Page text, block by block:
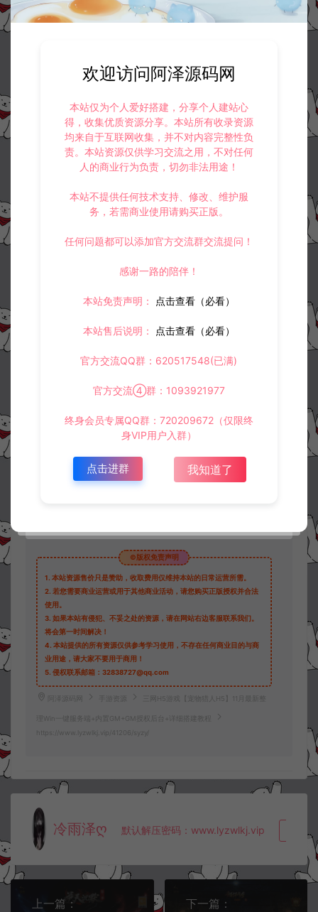
30
收藏 (2)
©版权免责声明
1. 本站资源售价只是赞助，收取费用仅维持本站的日常运营所需。
2. 若您需要商业运营或用于其他商业活动，请您购买正版授权并合法
使用。
3. 如果本站有侵犯、不妥之处的资源，请在网站右边客服联系我们。
将会第一时间解决！
4. 本站提供的所有资源仅供参考学习使用，不存在任何商业目的与商
业用途，请大家不要用于商用！
5. 侵权联系邮箱：32838727@qq.com
阿泽源码网 手游资源 三网H5游戏【宠物猎人H5】11月最新整
理Win一键服务端+内置GM+GM授权后台+详细搭建教程
https://www.lyzwlkj.vip/41206/syzy/
冷雨泽ღ 默认解压密码：www.lyzwlkj.vip
上一篇：
下一篇：
欢迎访问阿泽源码网
本站仅为个人爱好搭建，分享个人建站心
得，收集优质资源分享。本站所有收录资源
均来自于互联网收集，并不对内容完整性负
责。本站资源仅供学习交流之用，不对任何
人的商业行为负责，切勿非法用途！
本站不提供任何技术支持、修改、维护服
务，若需商业使用请购买正版。
任何问题都可以添加官方交流群交流提问！
感谢一路的陪伴！
本站免责声明： 点击查看（必看）
本站售后说明： 点击查看（必看）
官方交流QQ群：620517548(已满)
官方交流④群：1093921977
终身会员专属QQ群：720209672（仅限终
身VIP用户入群）
点击进群 我知道了